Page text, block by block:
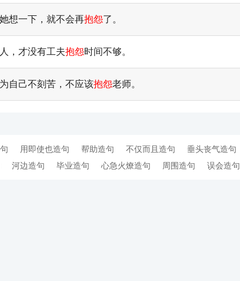
想一下，就不会再抱怨了。
，才没有工夫抱怨时间不够。
自己不刻苦，不应该抱怨老师。
用即使也造句 帮助造句 不仅而且造句 垂头丧气造句
河边造句 毕业造句 心急火燎造句 周围造句 误会造句